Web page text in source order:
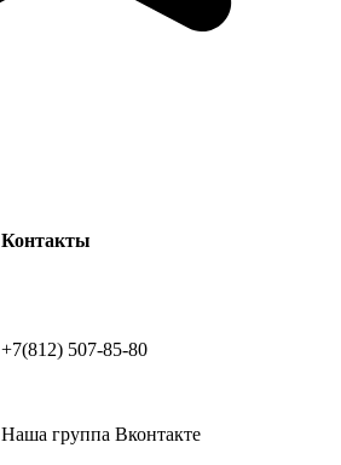
Контакты
+7(812) 507-85-80
Наша группа Вконтакте